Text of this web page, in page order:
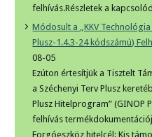
felhívás.Részletek a
Módosult a „KKV
Plusz-1.4.3-24 kódszámú)
08-05
Ezúton értesítjük a Tisztelt
a Széchenyi Terv Plusz
Plusz Hitelprogram” (GINOP
felhívás
Forgóeszköz hitelcél: Kis